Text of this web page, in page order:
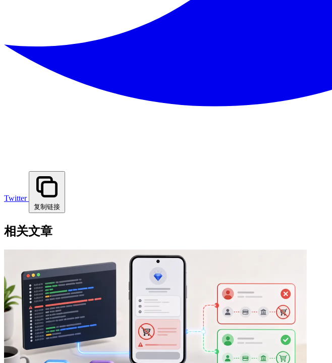
Twitter
复制链接
相关文章